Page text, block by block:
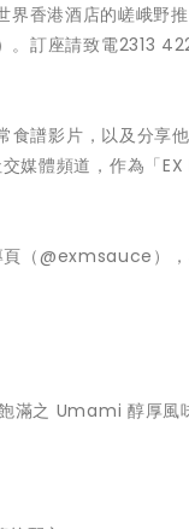
香港酒店的嵯峨野
。訂座請致電2313
譜影片，以及分享
體頻道，作為「
（@exmsauce）
之 Umami 醇厚風